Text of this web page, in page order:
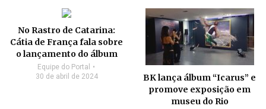
No Rastro de Catarina:
Cátia de França fala sobre
o lançamento do álbum
Equipe do Portal
30 de abril de 2024
BK lança álbum “Icarus” e
promove exposição em
museu do Rio